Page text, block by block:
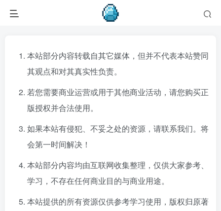
本站部分内容转载自其它媒体，但并不代表本站赞同
其观点和对其真实性负责。
若您需要商业运营或用于其他商业活动，请您购买正
版授权并合法使用。
如果本站有侵犯、不妥之处的资源，请联系我们。将
会第一时间解决！
本站部分内容均由互联网收集整理，仅供大家参考、
学习，不存在任何商业目的与商业用途。
本站提供的所有资源仅供参考学习使用，版权归原著